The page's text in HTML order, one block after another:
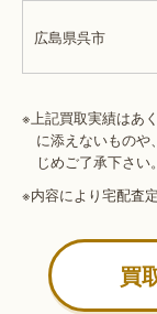
広島県呉市
※上記買取実績はあ
に添えないもの
じめご了承下さい。
※内容により宅配査
買